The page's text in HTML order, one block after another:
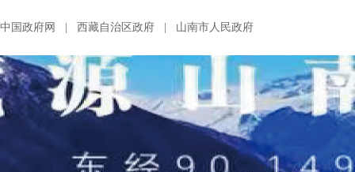
中国政府网 西藏自治区政府 山南市人民政府